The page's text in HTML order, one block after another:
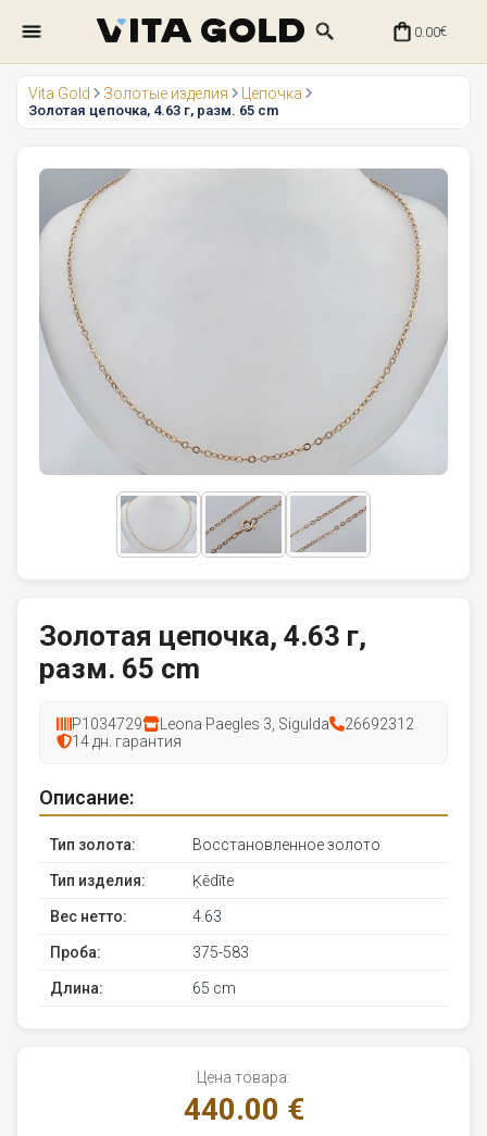
0.00€
Vita Gold Золотые изделия Цепочка
Золотая цепочка, 4.63 г, разм. 65 cm
Золотая цепочка, 4.63 г,
разм. 65 cm
P1034729 Leona Paegles 3, Sigulda
26692312
14 дн. гарантия
Описание:
Тип золота: Восстановленное золото
Тип изделия: Ķēdīte
Вес нетто: 4.63
Проба: 375-583
Длина: 65 cm
Цена товара:
440.00 €